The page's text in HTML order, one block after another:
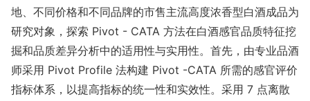
地、不同价格和不同品牌的市售主流高度浓香型白酒成品为
研究对象，探索 Pivot - CATA 方法在白酒感官品质特征挖
掘和品质差异分析中的适用性与实用性。首先，由专业品酒
师采用 Pivot Profile 法构建 Pivot -CATA 所需的感官评价
指标体系，以提高指标的统一性和实效性。采用 7 点离散